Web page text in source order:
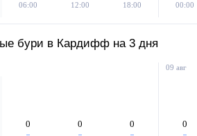
06:00 12:00 18:00 00:00
бури в Кардифф на 3 дня
0 0 0
09 авг
0